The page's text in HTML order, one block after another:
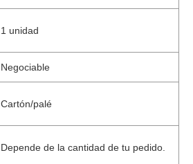
1 unidad
Negociable
Cartón/palé
Depende de la cantidad de tu pedido.